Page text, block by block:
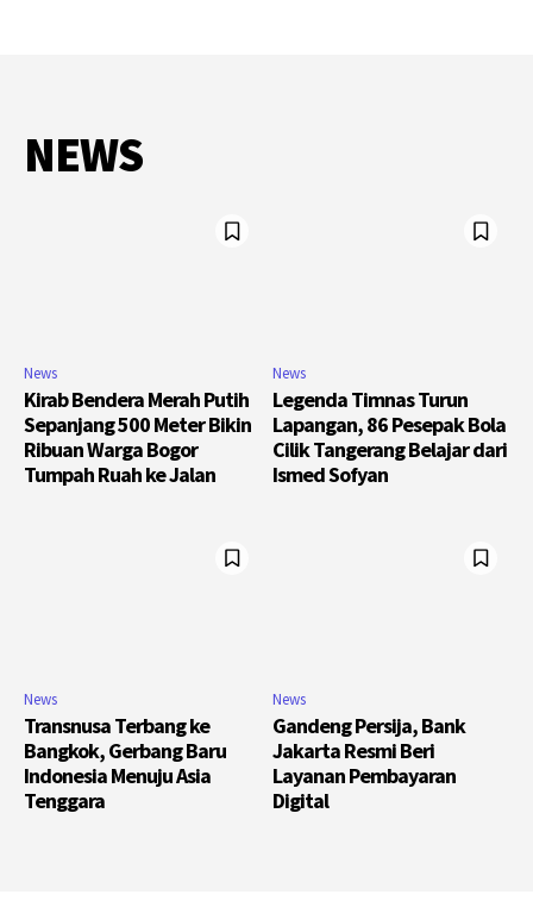
NEWS
News
Kirab Bendera Merah Putih
Sepanjang 500 Meter Bikin
Ribuan Warga Bogor
Tumpah Ruah ke Jalan
News
Legenda Timnas Turun
Lapangan, 86 Pesepak Bola
Cilik Tangerang Belajar dari
Ismed Sofyan
News
Transnusa Terbang ke
Bangkok, Gerbang Baru
Indonesia Menuju Asia
Tenggara
News
Gandeng Persija, Bank
Jakarta Resmi Beri
Layanan Pembayaran
Digital